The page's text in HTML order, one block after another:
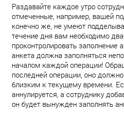
Раздавайте каждое утро
отмеченные, например, вашей
конечно же, не умеют
течение дня вам необходимо
проконтролировать заполнение
анкета должна заполняться
началом каждой операции!
последней операции, оно
близким к текущему времени.
аннулируется, а сотруднику
он будет вынужден заполнять